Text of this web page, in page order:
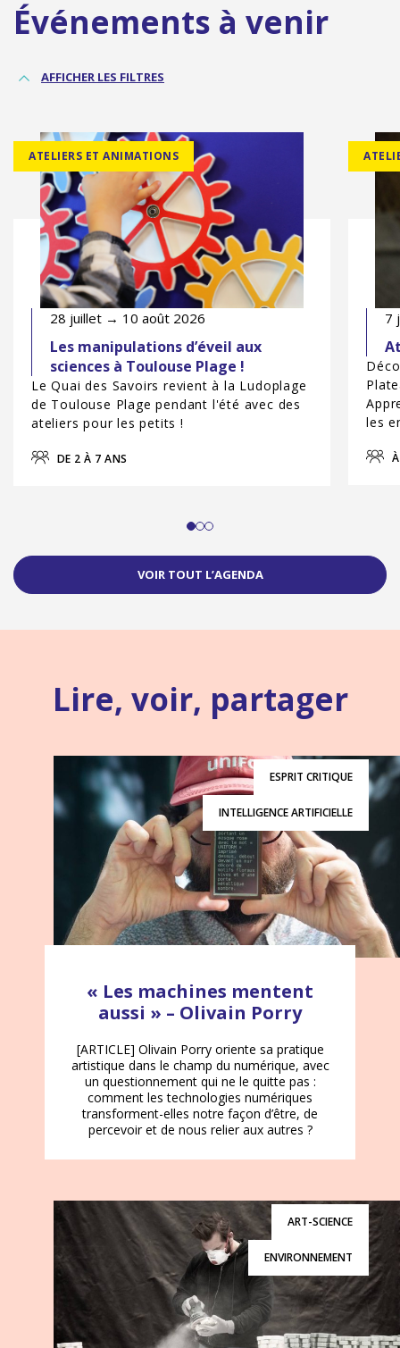
Événements à venir
AFFICHER LES FILTRES
Les manipulations d’éveil aux
sciences à Toulouse Plage !
28 juillet → 10 août 2026
Le Quai des Savoirs revient à la Ludoplage
de Toulouse Plage pendant l'été avec des
ateliers pour les petits !
DE 2 À 7 ANS
ATELIERS ET ANIMATIONS
7
les
VOIR TOUT L’AGENDA
Lire, voir, partager
ESPRIT CRITIQUE
INTELLIGENCE ARTIFICIELLE
« Les machines mentent
aussi » – Olivain Porry
[ARTICLE] Olivain Porry oriente sa pratique
artistique dans le champ du numérique, avec
un questionnement qui ne le quitte pas :
comment les technologies numériques
transforment-elles notre façon d’être, de
percevoir et de nous relier aux autres ?
ART-SCIENCE
ENVIRONNEMENT